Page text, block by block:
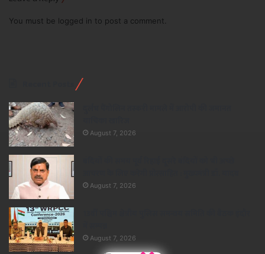
You must be logged in to post a comment.
August 7, 2026
August 7, 2026
August 7, 2026